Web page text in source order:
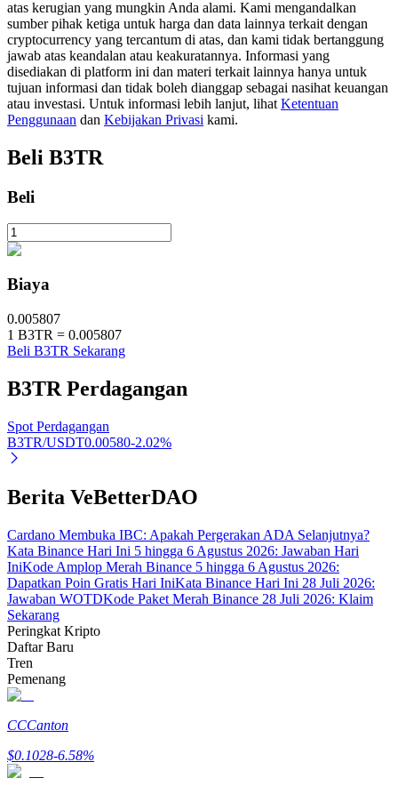
Penguncian BTR
Investasi eksklusif untuk pemegang BTR
Pelajari Staking
Pelajari tentang mendapatkan penghasilan pasif
Bitrue
atas kerugian yang mungkin Anda alami. Kami mengandalkan
sumber pihak ketiga untuk harga dan data lainnya terkait dengan
cryptocurrency yang tercantum di atas, dan kami tidak bertanggung
jawab atas keandalan atau keakuratannya. Informasi yang
disediakan di platform ini dan materi terkait lainnya hanya untuk
tujuan informasi dan tidak boleh dianggap sebagai nasihat keuangan
atau investasi. Untuk informasi lebih lanjut, lihat Ketentuan
Penggunaan dan Kebijakan Privasi kami.
Beli B3TR
Beli
Biaya
0.005807
1 B3TR = 0.005807
Beli B3TR Sekarang
B3TR Perdagangan
Spot Perdagangan
B3TR/USDT0.00580-2.02%
Berita VeBetterDAO
Cardano Membuka IBC: Apakah Pergerakan ADA Selanjutnya?
Kata Binance Hari Ini 5 hingga 6 Agustus 2026: Jawaban Hari
IniKode Amplop Merah Binance 5 hingga 6 Agustus 2026:
Dapatkan Poin Gratis Hari IniKata Binance Hari Ini 28 Juli 2026:
Jawaban WOTDKode Paket Merah Binance 28 Juli 2026: Klaim
Sekarang
Peringkat Kripto
Daftar Baru
Tren
Pemenang
CCCanton
$0.1028-6.58%